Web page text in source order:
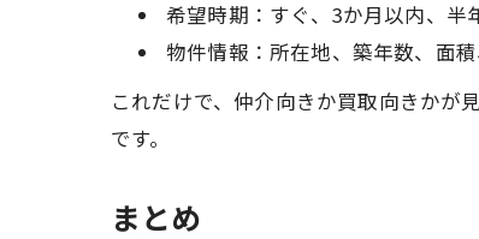
希望時期：すぐ、3か月以内、半
物件情報：所在地、築年数、面
これだけで、仲介向きか買取向きかが
です。
まとめ